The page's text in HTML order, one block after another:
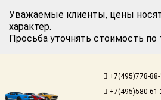
Уважаемые клиенты, цены
характер.
Просьба уточнять стоимость по
+7(495)778-
+7(495)580-61-
Авторизация
американских